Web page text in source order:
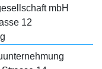
mbH
12